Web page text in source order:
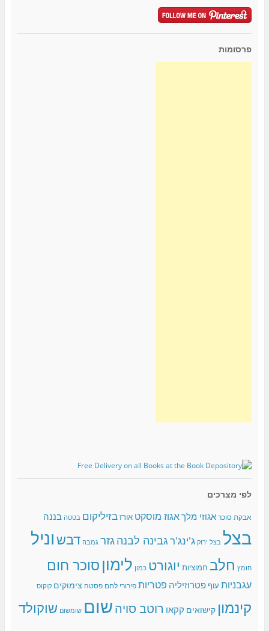
פרסומות
לפי מצרכים
אבקת סוכר אגוזי מלךאגוז מוסקט אורזבזיליקום בטטה בננה
בצל בצל ירוק ג'ינג'רגבינה לבנהגזר גמבה דבשוניל
חומץ חלב חמוציות יוגורט כמון לימוןסוכר חום
עגבניות עוףפטרוזיליה פטריות פירורי לחם פסטה צימוקים קוקוס
קינמון קישואים קקאו רוטב סויהשום שומשום שוקולד